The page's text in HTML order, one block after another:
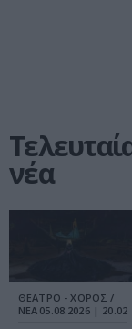
νέα
ΘΕΑΤΡΟ - ΧΟΡΟΣ /
ΝΕΑ 05.08.2026 | 20.02